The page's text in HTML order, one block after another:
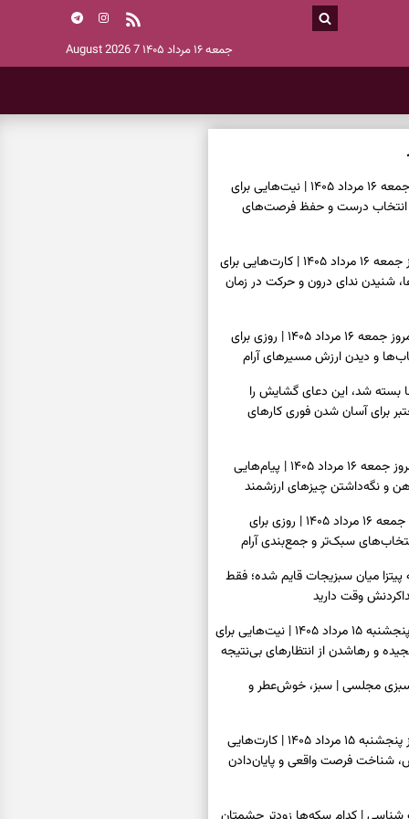
جمعه ۱۶ مرداد ۱۴۰۵ 7 August 2026
فال ابجد امروز جمعه ۱۶ مرداد ۱۴۰۵ | نیت‌هایی برای
درست و حفظ فرصت‌های
فال تاروت امروز جمعه ۱۶ مرداد ۱۴۰۵ | کارت‌هایی برای
شنیدن ندای درون و حرکت در زمان
فال سرنوشت امروز جمعه ۱۶ مرداد ۱۴۰۵ | روزی برای
و دیدن ارزش مسیرهای آرام
بسته شد، این دعای گشایش را
برای آسان شدن فوری کارهای
فال فرشتگان امروز جمعه ۱۶ مرداد ۱۴۰۵ | پیام‌هایی
و نگه‌داشتن چیزهای ارزشمند
فال روزانه امروز جمعه ۱۶ مرداد ۱۴۰۵ | روزی برای
سبک‌تر و جمع‌بندی آرام
پیتزا میان سبزیجات قایم شده؛ فقط
فال ابجد امروز پنجشنبه ۱۵ مرداد ۱۴۰۵ | نیت‌هایی برای
و رهاشدن از انتظارهای بی‌نتیجه
سبزی مجلسی | سبز، خوش‌عطر و
فال تاروت امروز پنجشنبه ۱۵ مرداد ۱۴۰۵ | کارت‌هایی
شناخت فرصت واقعی و پایان‌دادن